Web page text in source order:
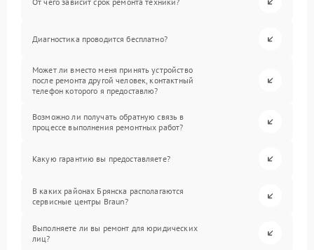
Диагностика проводится бесплатно?
Может ли вместо меня принять устройство
после ремонта другой человек, контактный
телефон которого я предоставлю?
Возможно ли получать обратную связь в
процессе выполнения ремонтных работ?
Какую гарантию вы предоставляете?
В каких районах Брянска располагаются
сервисные центры Braun?
Выполняете ли вы ремонт для юридических
лиц?